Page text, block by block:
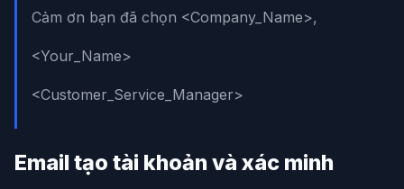
Cảm ơn bạn đã chọn <Company_Name>,
<Your_Name>
<Customer_Service_Manager>
Email tạo tài khoản và xác minh